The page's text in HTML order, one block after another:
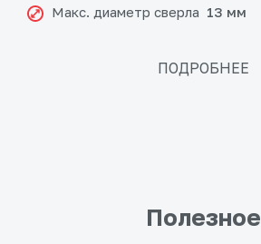
Макс. диаметр сверла 13 мм
ПОДРОБНЕЕ
Полезное